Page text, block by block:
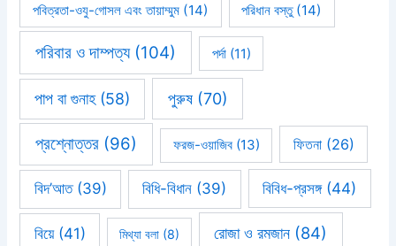
পবিত্রতা-ওযু-গোসল এবং তায়াম্মুম (14) পরিধান বস্তু(14)
পরিবার ও দাম্পত্য(104) পর্দা(11)
পাপ বা গুনাহ(58) পুরুষ(70)
প্রশ্নোত্তর (96) ফরজ-ওয়াজিব(13) ফিতনা(26)
বিদ’আত(39) বিধি-বিধান (39) বিবিধ-প্রসঙ্গ(44)
বিয়ে(41) মিথ্যা বলা(8) রোজা ও রমজান (84)